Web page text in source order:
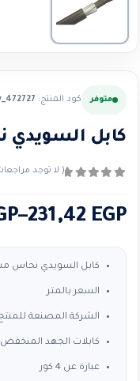
متوفر كود المنتج:
كابل السويدي
( لا توجد
231,42 EGP
–
نطاق
من
خلال
كابل السويدي نحاس مسلح
السعر بالمتر
الشركة المصنعة
كابلات الجهد المنخفض
عبارة عن 4 كور